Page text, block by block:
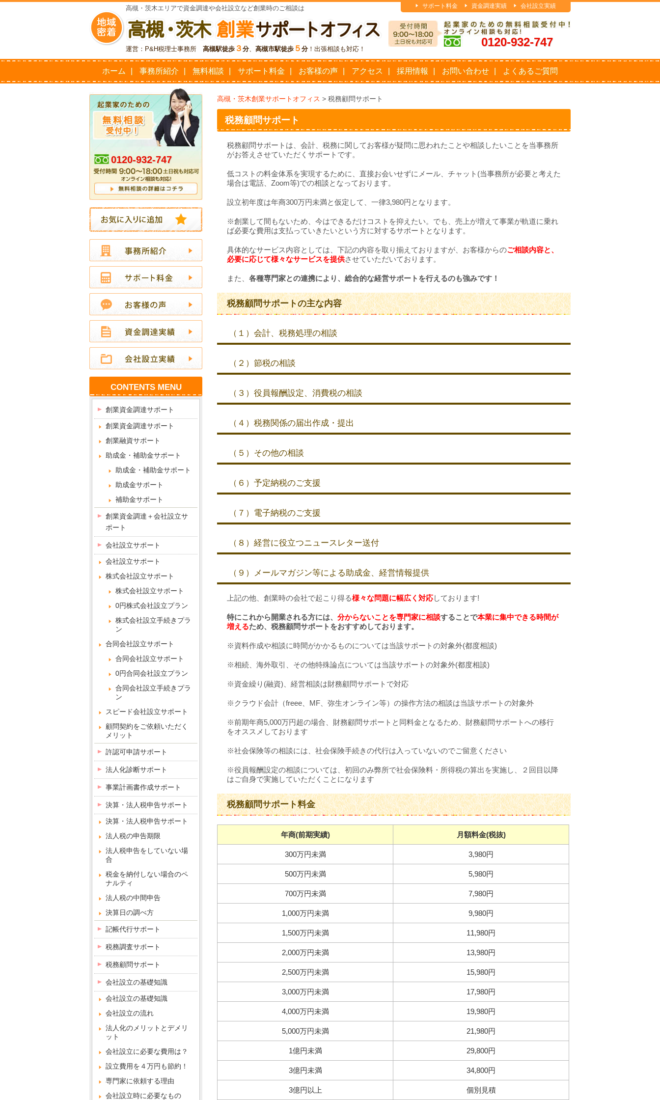
高槻・茨木エリアで資金調達や会社設立など創業時のご相談は
運営：P&H税理士事務所 高槻駅徒歩 ３ 分、 高槻市駅徒歩 ５ 分！出張相談も対応！
0120-932-747
サポート料金 資金調達実績 会社設立実績
ホーム 事務所紹介 無料相談 サポート料金 お客様の声 アクセス 採用情報 お問い合わせ よくあるご質問
高槻・茨木創業サポートオフィス > 税務顧問サポート
税務顧問サポート
税務顧問サポートは、会計、税務に関してお客様が疑問に思われたことや相談したいことを当事務所
がお答えさせていただくサポートです。
低コストの料金体系を実現するために、直接お会いせずにメール、チャット(当事務所が必要と考えた
場合は電話、Zoom等)での相談となっております。
設立初年度は年商300万円未満と仮定して、一律3,980円となります。
※創業して間もないため、今はできるだけコストを抑えたい。でも、売上が増えて事業が軌道に乗れ
ば必要な費用は支払っていきたいという方に対するサポートとなります。
具体的なサービス内容としては、下記の内容を取り揃えておりますが、お客様からのご相談内容と、
必要に応じて様々なサービスを提供させていただいております。
また、 各種専門家との連携により、総合的な経営サポートを行えるのも強みです！
税務顧問サポートの主な内容
（１）会計、税務処理の相談
（２）節税の相談
（３）役員報酬設定、消費税の相談
（４）税務関係の届出作成・提出
（５）その他の相談
（６）予定納税のご支援
（７）電子納税のご支援
（８）経営に役立つニュースレター送付
（９）メールマガジン等による助成金、経営情報提供
上記の他、創業時の会社で起こり得る様々な問題に幅広く対応しております!
特にこれから開業される方には、 分からないことを専門家に相談することで本業に集中できる時間が
増えるため、税務顧問サポートをおすすめしております。
※資料作成や相談に時間がかかるものについては当該サポートの対象外(都度相談)
※相続、海外取引、その他特殊論点については当該サポートの対象外(都度相談)
※資金繰り(融資)、経営相談は財務顧問サポートで対応
※クラウド会計（freee、MF、弥生オンライン等）の操作方法の相談は当該サポートの対象外
※前期年商5,000万円超の場合、財務顧問サポートと同料金となるため、財務顧問サポートへの移行
をオススメしております
※社会保険等の相談には、社会保険手続きの代行は入っていないのでご留意ください
※役員報酬設定の相談については、初回のみ弊所で社会保険料・所得税の算出を実施し、２回目以降
はご自身で実施していただくことになります
税務顧問サポート料金
年商(前期実績) 月額料金(税抜)
300万円未満 3,980円
500万円未満 5,980円
700万円未満 7,980円
1,000万円未満 9,980円
1,500万円未満 11,980円
2,000万円未満 13,980円
2,500万円未満 15,980円
3,000万円未満 17,980円
4,000万円未満 19,980円
5,000万円未満 21,980円
1億円未満 29,800円
3億円未満 34,800円
3億円以上 個別見積
0120-932-747
CONTENTS MENU
創業資金調達サポート
創業資金調達サポート
創業融資サポート
助成金・補助金サポート
助成金・補助金サポート
助成金サポート
補助金サポート
創業資金調達＋会社設立サ
ポート
会社設立サポート
会社設立サポート
株式会社設立サポート
株式会社設立サポート
0円株式会社設立プラン
株式会社設立手続きプラ
ン
合同会社設立サポート
合同会社設立サポート
0円合同会社設立プラン
合同会社設立手続きプラ
ン
スピード会社設立サポート
顧問契約をご依頼いただく
メリット
許認可申請サポート
法人化診断サポート
事業計画書作成サポート
決算・法人税申告サポート
決算・法人税申告サポート
法人税の申告期限
法人税申告をしていない場
合
税金を納付しない場合のペ
ナルティ
法人税の中間申告
決算日の調べ方
記帳代行サポート
税務調査サポート
税務顧問サポート
会社設立の基礎知識
会社設立の基礎知識
会社設立の流れ
法人化のメリットとデメリ
ット
会社設立に必要な費用は？
設立費用を４万円も節約！
専門家に依頼する理由
会社設立時に必要なもの